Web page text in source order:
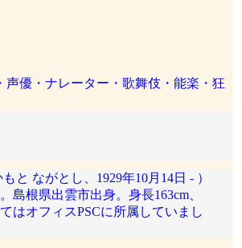
声優・ナレーター・歌舞伎・能楽・狂
と ながとし、1929年10月14日 - ）
島根県出雲市出身。身長163cm、
はオフィスPSCに所属していまし